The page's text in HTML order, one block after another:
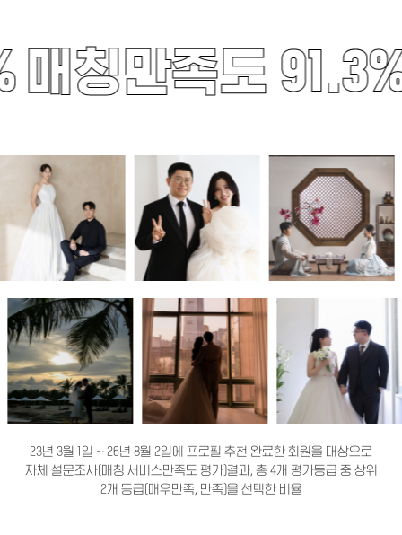
매칭만족도
23년 3월 1일 ~ 26년 8월 2일에 프로필 추천 완료한 회원을 대상으로
자체 설문조사(매칭 서비스만족도 평가)결과, 총 4개 평가등급 중 상위
2개 등급(매우만족, 만족)을 선택한 비율